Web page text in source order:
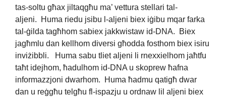
tas-soltu għax jiltaqgħu ma’ vettura stellari tal-
aljeni. Huma riedu jsibu l-aljeni biex iġibu mqar farka
tal-ġilda tagħhom sabiex jakkwistaw id-DNA. Biex
jagħmlu dan kellhom diversi għodda fosthom biex isiru
inviżibbli. Huma sabu tliet aljeni li rnexxielhom jaħtfu
taħt idejhom, ħadulhom id-DNA u skoprew ħafna
informazzjoni dwarhom. Huma ħadmu qatigħ dwar
dan u reġgħu telgħu fl-ispazju u ordnaw lil aljeni biex